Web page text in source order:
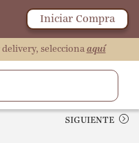
Iniciar Compra
selecciona aquí
SIGUIENTE